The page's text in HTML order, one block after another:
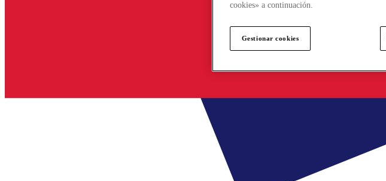
cookies» a continuación.
Gestionar cookies